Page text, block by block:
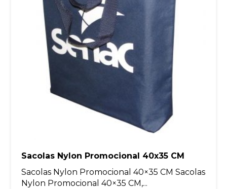
Sacolas Nylon Promocional 40x35 CM
Sacolas Nylon Promocional 40×35 CM Sacolas
Nylon Promocional 40×35 CM,...